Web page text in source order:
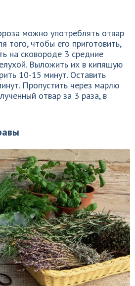
можно употреблять отвар
того, чтобы его приготовить,
на сковороде 3 средние
Выложить их в кипящую
10-15 минут. Оставить
Пропустить через марлю
отвар за 3 раза, в